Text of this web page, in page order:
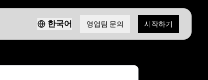
한국어 영업팀 문의 시작하기